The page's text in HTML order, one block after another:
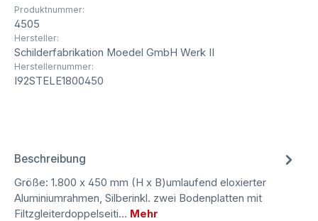
Produktnummer:
4505
Hersteller:
Schilderfabrikation Moedel GmbH Werk II
Herstellernummer:
I92STELE1800450
Beschreibung
Größe: 1.800 x 450 mm (H x B)umlaufend eloxierter
Aluminiumrahmen, Silberinkl. zwei Bodenplatten mit
Filtzgleiterdoppelseiti… Mehr